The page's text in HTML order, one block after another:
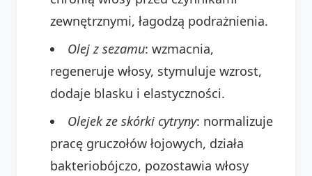
zewnętrznymi, łagodzą podrażnienia.
Olej z sezamu: wzmacnia,
regeneruje włosy, stymuluje wzrost,
dodaje blasku i elastyczności.
Olejek ze skórki cytryny: normalizuje
pracę gruczołów łojowych, działa
bakteriobójczo, pozostawia włosy